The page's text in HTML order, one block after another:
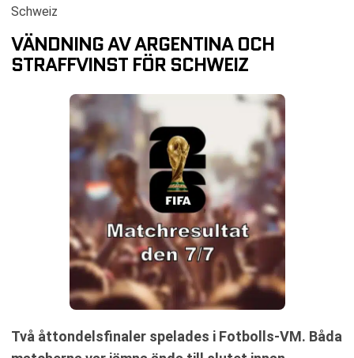
Schweiz
VÄNDNING AV ARGENTINA OCH
STRAFFVINST FÖR SCHWEIZ
Två åttondelsfinaler spelades i Fotbolls-VM. Båda